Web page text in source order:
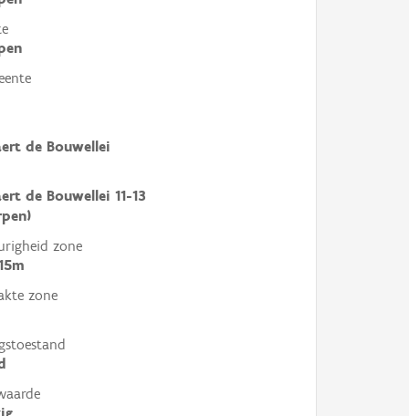
de Bouwellei
de Bouwellei 11-13
zone
zone